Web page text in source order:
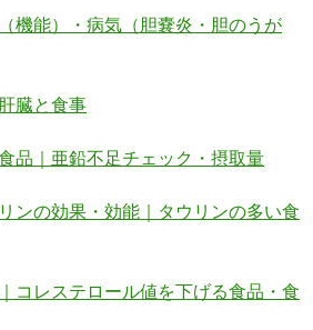
機能）・病気（胆嚢炎・胆のうが
臓と食事
品｜亜鉛不足チェック・摂取量
ンの効果・効能｜タウリンの多い食
コレステロール値を下げる食品・食